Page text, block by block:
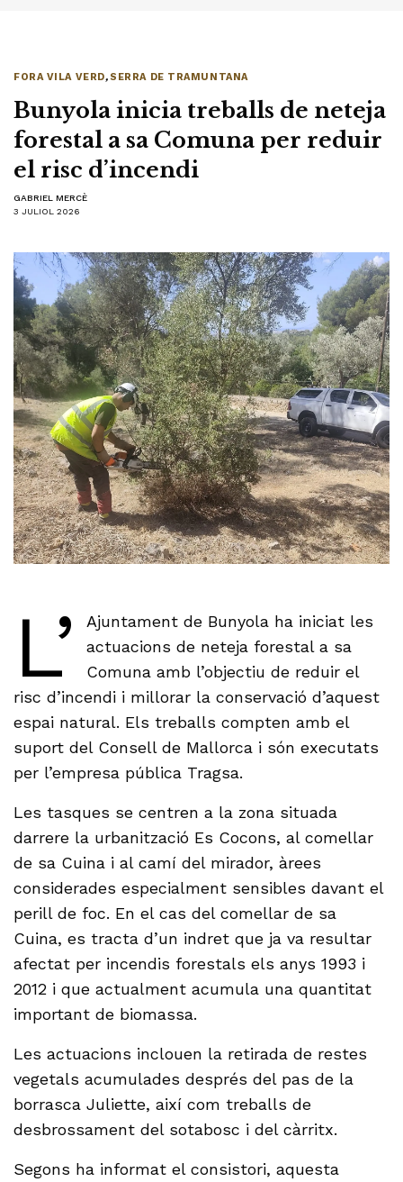
FORA VILA VERD,SERRA DE TRAMUNTANA
Bunyola inicia treballs de neteja
forestal a sa Comuna per reduir
el risc d’incendi
GABRIEL MERCÈ
3 JULIOL 2026
L’
Ajuntament de Bunyola ha iniciat les
actuacions de neteja forestal a sa
Comuna amb l’objectiu de reduir el
risc d’incendi i millorar la conservació d’aquest
espai natural. Els treballs compten amb el
suport del Consell de Mallorca i són executats
per l’empresa pública Tragsa.
Les tasques se centren a la zona situada
darrere la urbanització Es Cocons, al comellar
de sa Cuina i al camí del mirador, àrees
considerades especialment sensibles davant el
perill de foc. En el cas del comellar de sa
Cuina, es tracta d’un indret que ja va resultar
afectat per incendis forestals els anys 1993 i
2012 i que actualment acumula una quantitat
important de biomassa.
Les actuacions inclouen la retirada de restes
vegetals acumulades després del pas de la
borrasca Juliette, així com treballs de
desbrossament del sotabosc i del càrritx.
Segons ha informat el consistori, aquesta